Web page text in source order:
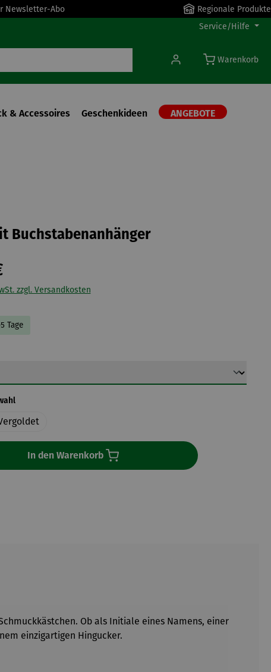
Newsletter-Abo
Regionale Produkte
Service/Hilfe
Warenkorb
& Accessoires Geschenkideen ANGEBOTE
Buchstabenanhänger
zzgl. Versandkosten
Tage
auswählen
In den Warenkorb
Ob als Initiale eines Namens, einer
einzigartigen Hingucker.